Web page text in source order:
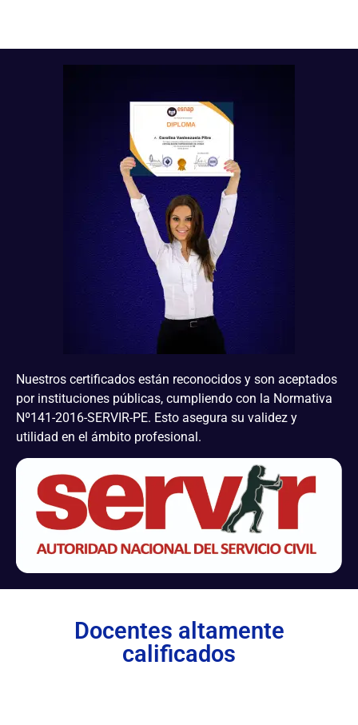
Nuestros certificados están reconocidos y son aceptados
por instituciones públicas, cumpliendo con la Normativa
Nº141-2016-SERVIR-PE. Esto asegura su validez y
utilidad en el ámbito profesional.
Docentes altamente
calificados